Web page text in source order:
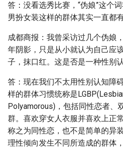
答：没看选秀比赛，“伪娘”这个
男扮女装这样的群体其实一直都有
成都商报：我曾采访过几个伪娘
年阴影，只是从小就认为自己应
子，抹口红。这是否是一种性别
答：现在我们不太用性别认知障
样的群体习惯统称是
Polyamorous)，包括同性恋者、
群。喜欢穿女人衣服并喜欢上正
称之为同性恋，也不是简单的异
理性倾向发生不同所造成的群体